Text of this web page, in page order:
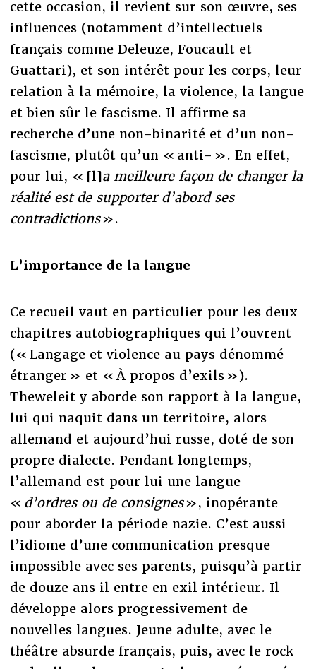
cette occasion, il revient sur son œuvre, ses
influences (notamment d’intellectuels
français comme Deleuze, Foucault et
Guattari), et son intérêt pour les corps, leur
relation à la mémoire, la violence, la langue
et bien sûr le fascisme. Il affirme sa
recherche d’une non-binarité et d’un non-
fascisme, plutôt qu’un « anti- ». En effet,
pour lui, « [l]a meilleure façon de changer la
réalité est de supporter d’abord ses
contradictions».
L’importance de la langue
Ce recueil vaut en particulier pour les deux
chapitres autobiographiques qui l’ouvrent
(« Langage et violence au pays dénommé
étranger » et « À propos d’exils »).
Theweleit y aborde son rapport à la langue,
lui qui naquit dans un territoire, alors
allemand et aujourd’hui russe, doté de son
propre dialecte. Pendant longtemps,
l’allemand est pour lui une langue
« d’ordres ou de consignes», inopérante
pour aborder la période nazie. C’est aussi
l’idiome d’une communication presque
impossible avec ses parents, puisqu’à partir
de douze ans il entre en exil intérieur. Il
développe alors progressivement de
nouvelles langues. Jeune adulte, avec le
théâtre absurde français, puis, avec le rock